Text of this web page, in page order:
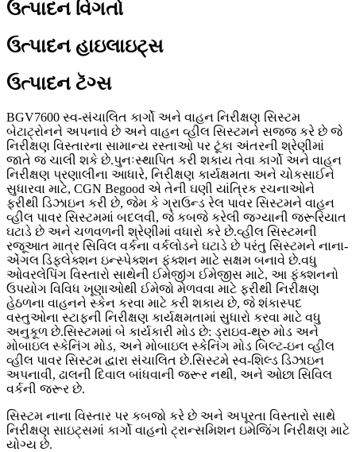
ઉત્પાદન વિગતો
ઉત્પાદન હાઇલાઇટ્સ
ઉત્પાદન ટૅગ્સ
BGV7600 સ્વ-સંચાલિત કાર્ગો અને વાહન નિરીક્ષણ સિસ્ટમ
બેટાટ્રોનને અપનાવે છે અને વાહન વ્હીલ સિસ્ટમને સજ્જ કરે છે જે
નિરીક્ષણ વિસ્તારના સામાન્ય રસ્તાઓ પર ટૂંકા અંતરની શ્રેણીમાં
જાતે જ ચાલી શકે છે.પુનઃસ્થાપિત કરી શકાય તેવા કાર્ગો અને વાહન
નિરીક્ષણ પ્રણાલીના આધારે, નિરીક્ષણ કાર્યક્ષમતા અને ચોકસાઈને
સુધારવા માટે, CGN Begood એ તેની ઘણી યાંત્રિક રચનાઓને
ફરીથી ડિઝાઇન કરી છે, જેમ કે ગ્રાઉન્ડ રેલ પાવર સિસ્ટમને વાહન
વ્હીલ પાવર સિસ્ટમમાં બદલવી, જે કબજે કરેલી જગ્યાની જરૂરિયાત
ઘટાડે છે અને ચળવળની શ્રેણીમાં વધારો કરે છે.વ્હીલ સિસ્ટમની
રજૂઆત માત્ર સિવિલ વર્કના વર્કલોડને ઘટાડે છે પરંતુ સિસ્ટમને નાના-
એંગલ ડિફ્લેક્શન ઇન્સ્પેક્શન ફંક્શન માટે સક્ષમ બનાવે છે.વધુ
ઓવરલેપિંગ વિસ્તારો સાથેની ઈમેજીંગ ઈમેજીસ માટે, આ ફંક્શનનો
ઉપયોગ વિવિધ ખૂણાઓથી ઈમેજો મેળવવા માટે ફરીથી નિરીક્ષણ
હેઠળના વાહનને સ્કેન કરવા માટે કરી શકાય છે, જે શંકાસ્પદ
વસ્તુઓના સ્ટાફની નિરીક્ષણ કાર્યક્ષમતામાં સુધારો કરવા માટે વધુ
અનુકૂળ છે.સિસ્ટમમાં બે કાર્યકારી મોડ છે: ડ્રાઇવ-થ્રુ મોડ અને
મોબાઇલ સ્કેનિંગ મોડ, અને મોબાઇલ સ્કેનિંગ મોડ બિલ્ટ-ઇન વ્હીલ
વ્હીલ પાવર સિસ્ટમ દ્વારા સંચાલિત છે.સિસ્ટમે સ્વ-શિલ્ડ ડિઝાઇન
અપનાવી, ઢાલની દિવાલ બાંધવાની જરૂર નથી, અને ઓછા સિવિલ
વર્કની જરૂર છે.
સિસ્ટમ નાના વિસ્તાર પર કબજો કરે છે અને અપૂરતા વિસ્તારો સાથે
નિરીક્ષણ સાઇટ્સમાં કાર્ગો વાહનો ટ્રાન્સમિશન ઇમેજિંગ નિરીક્ષણ માટે
યોગ્ય છે.